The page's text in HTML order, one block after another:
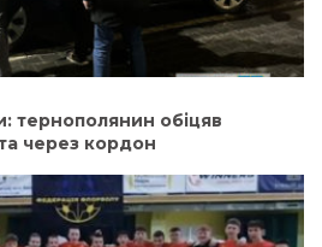
тернополянин обіцяв
через кордон